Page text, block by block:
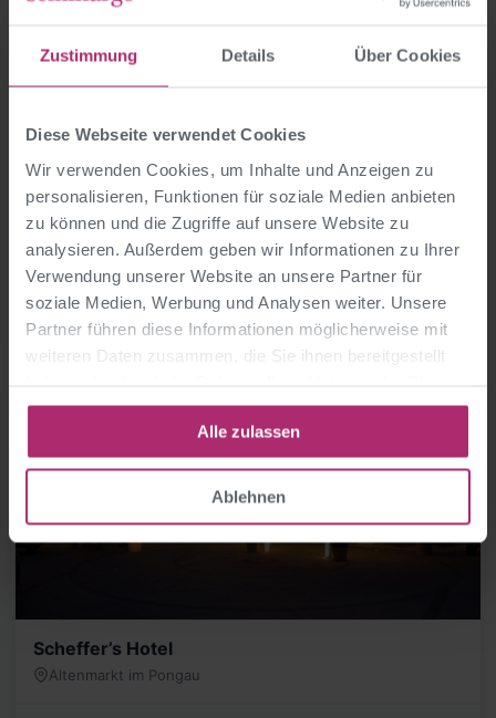
Zustimmung Details Über Cookies
Diese Webseite verwendet Cookies
Wir verwenden Cookies, um Inhalte und Anzeigen zu
personalisieren, Funktionen für soziale Medien anbieten
zu können und die Zugriffe auf unsere Website zu
analysieren. Außerdem geben wir Informationen zu Ihrer
Verwendung unserer Website an unsere Partner für
soziale Medien, Werbung und Analysen weiter. Unsere
Partner führen diese Informationen möglicherweise mit
weiteren Daten zusammen, die Sie ihnen bereitgestellt
gesammelt haben.
Alle zulassen
Ablehnen
Hotel Altstadt Vienna
Wien
Details ansehen
Scheffer’s Hotel
Altenmarkt im Pongau